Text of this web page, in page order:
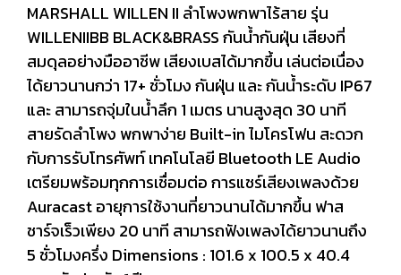
MARSHALL WILLEN II ลำโพงพกพาไร้สาย รุ่น
WILLENIIBB BLACK&BRASS กันน้ำกันฝุ่น เสียงที่
สมดุลอย่างมืออาชีพ เสียงเบสได้มากขึ้น เล่นต่อเนื่อง
ได้ยาวนานกว่า 17+ ชั่วโมง กันฝุ่น และ กันน้ำระดับ IP67
และ สามารถจุ่มในน้ำลึก 1 เมตร นานสูงสุด 30 นาที
สายรัดลำโพง พกพาง่าย Built-in ไมโครโฟน สะดวก
กับการรับโทรศัพท์ เทคโนโลยี Bluetooth LE Audio
เตรียมพร้อมทุกการเชื่อมต่อ การแชร์เสียงเพลงด้วย
Auracast อายุการใช้งานที่ยาวนานได้มากขึ้น ฟาส
ชาร์จเร็วเพียง 20 นาที สามารถฟังเพลงได้ยาวนานถึง
5 ชั่วโมงครึ่ง Dimensions : 101.6 x 100.5 x 40.4